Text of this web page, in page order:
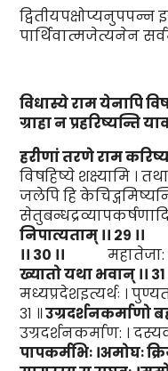
पार्थिवात्मजेत्यनेन
विधास्ये राम येनापि
ग्राहा न प्रहरिष्यन्ति
हरीणांतरणे राम
विषहिष्ये शक्ष्यामि ।
जलेपि हि
निपात्यताम् ।। २९ ।।
।। ३० ।। महातेजा:
ख्यातो यथा भवान् ।। ३१
मध्यप्रदेशइत्यर्थः ।
३१ ॥उग्रदर्शनकर्माणो
उग्रदर्शनकर्माण: ।
पापकर्मभिः ।अमोघः